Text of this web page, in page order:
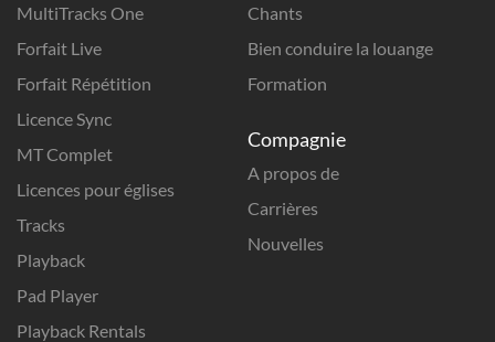
MultiTracks One
Forfait Live
Forfait Répétition
Licence Sync
MT Complet
Licences pour églises
Tracks
Playback
Pad Player
Playback Rentals
Chants
Bien conduire la louange
Formation
Compagnie
A propos de
Carrières
Nouvelles